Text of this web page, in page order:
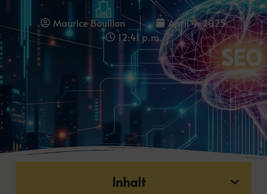
Maurice Bouillon
April 4, 2025
12:41 p.m.
Inhalt